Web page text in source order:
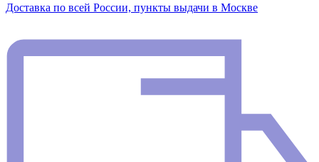
Доставка по всей России, пункты выдачи в Москве